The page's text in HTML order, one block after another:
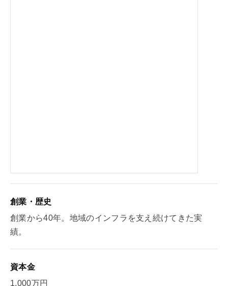
創業・歴史
創業から40年。地域のインフラを支え続けてきた実
績。
資本金
1,000万円